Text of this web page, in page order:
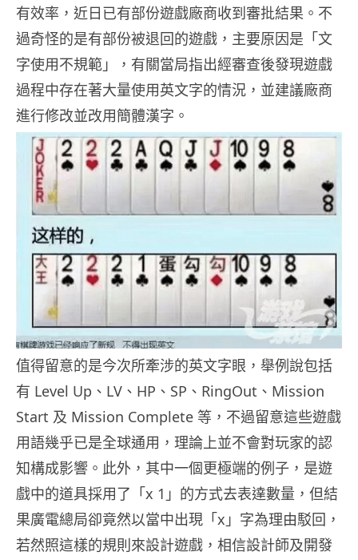
有效率，近日已有部份遊戲廠商收到審批結果。不
過奇怪的是有部份被退回的遊戲，主要原因是「文
字使用不規範」，有關當局指出經審查後發現遊戲
過程中存在著大量使用英文字的情況，並建議廠商
進行修改並改用簡體漢字。
值得留意的是今次所牽涉的英文字眼，舉例說包括
有 Level Up、LV、HP、SP、RingOut、Mission
Start 及 Mission Complete 等，不過留意這些遊戲
用語幾乎已是全球通用，理論上並不會對玩家的認
知構成影響。此外，其中一個更極端的例子，是遊
戲中的道具採用了「x 1」的方式去表達數量，但結
果廣電總局卻竟然以當中出現「x」字為理由駁回，
若然照這樣的規則來設計遊戲，相信設計師及開發